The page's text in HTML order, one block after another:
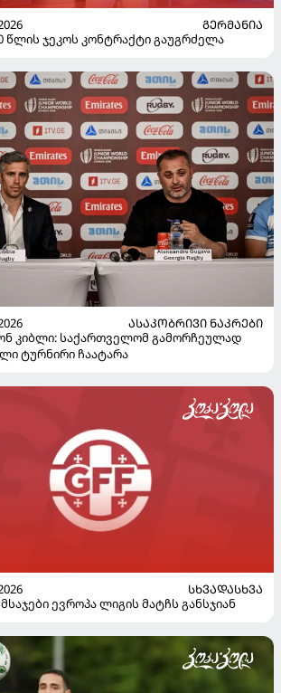
ᲒᲔᲠᲛᲐᲜᲘᲐ
წლის ჯეკოს კონტრაქტი გაუგრძელა
ᲐᲡᲐᲙᲝᲑᲠᲘᲕᲘ ᲜᲐᲙᲠᲔᲑᲘ
კიბლი: საქართველომ გამორჩეულად
ტურნირი ჩაატარა
ᲡᲮᲕᲐᲓᲐᲡᲮᲕᲐ
ევროპა ლიგის მატჩს განსჯიან